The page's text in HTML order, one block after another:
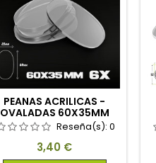
PEANAS ACRILICAS -
OVALADAS 60X35MM
TRANSPARENTES
Reseña(s):0
Precio
3,40 €